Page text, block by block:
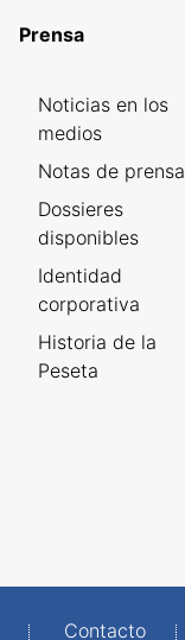
Prensa
Noticias en los
medios
Notas de prensa
Dossieres
disponibles
Identidad
corporativa
Historia de la
Peseta
Contacto